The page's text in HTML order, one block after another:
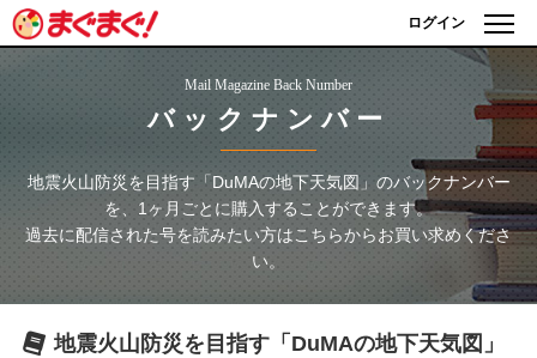
ログイン
Mail Magazine Back Number
バックナンバー
地震火山防災を目指す「DuMAの地下天気図」 のバックナンバー
を、1ヶ月ごとに購入することができます。
過去に配信された号を読みたい方はこちらからお買い求めくださ
い。
地震火山防災を目指す「DuMAの地下天気図」